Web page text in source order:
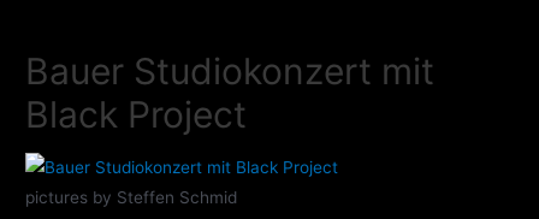
springenBauer Studiokonzert mit
Black Project
pictures by Steffen Schmid